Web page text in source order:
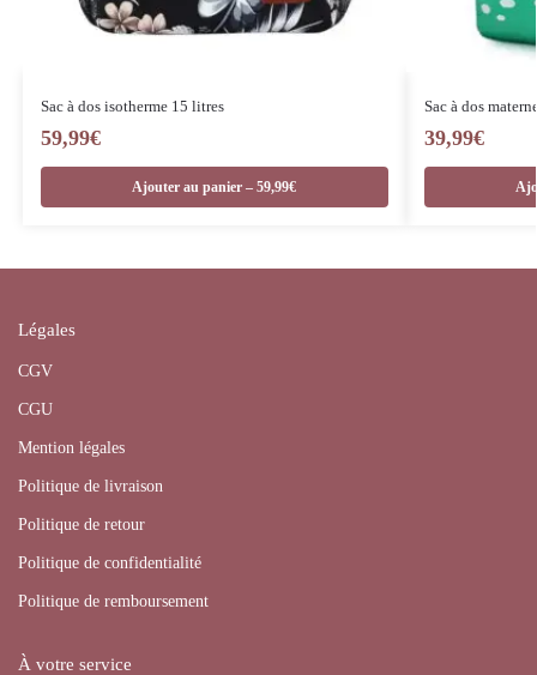
Sac à dos isotherme 15 litres
59,99€
Ajouter au panier – 59,99€
Sac à dos
39,99€
Légales
CGV
CGU
Mention légales
Politique de livraison
Politique de retour
Politique de confidentialité
Politique de remboursement
À votre service